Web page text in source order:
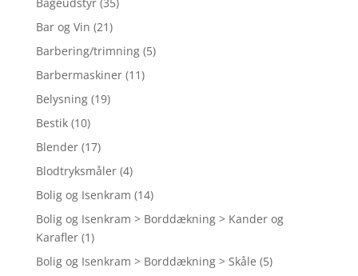
Bar og Vin (21)
Barbering/trimning (5)
Barbermaskiner (11)
Belysning (19)
Bestik (10)
Blender (17)
Blodtryksmåler (4)
Bolig og Isenkram (14)
Bolig og Isenkram > Borddækning > Kander og
Karafler (1)
Bolig og Isenkram > Borddækning > Skåle (5)